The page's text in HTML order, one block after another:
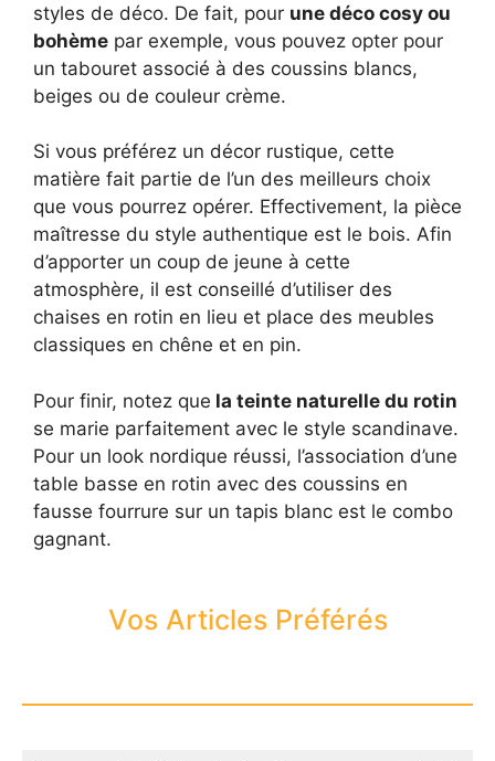
styles de déco. De fait, pour une déco cosy ou
bohème par exemple, vous pouvez opter pour
un tabouret associé à des coussins blancs,
beiges ou de couleur crème.
Si vous préférez un décor rustique, cette
matière fait partie de l’un des meilleurs choix
que vous pourrez opérer. Effectivement, la pièce
maîtresse du style authentique est le bois. Afin
d’apporter un coup de jeune à cette
atmosphère, il est conseillé d’utiliser des
chaises en rotin en lieu et place des meubles
classiques en chêne et en pin.
Pour finir, notez que la teinte naturelle du rotin
se marie parfaitement avec le style scandinave.
Pour un look nordique réussi, l’association d’une
table basse en rotin avec des coussins en
fausse fourrure sur un tapis blanc est le combo
gagnant.
Vos Articles Préférés